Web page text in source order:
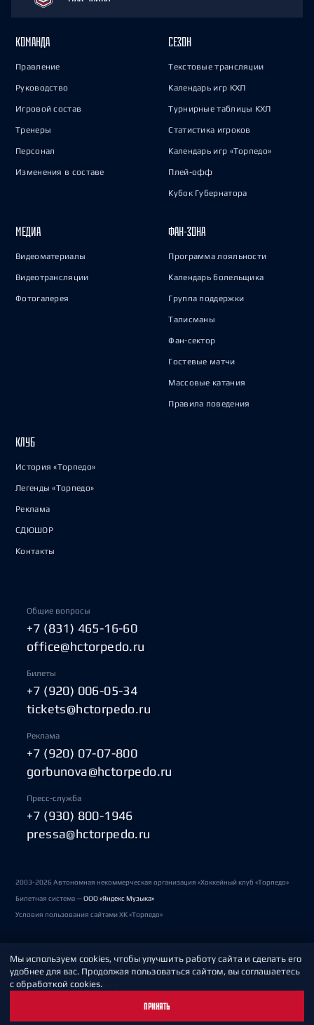
КОМАНДА
Правление
Руководство
Игровой состав
Тренеры
Персонал
Изменения в составе
СЕЗОН
Текстовые трансляции
Календарь игр КХЛ
Турнирные таблицы КХЛ
Статистика игроков
Календарь игр «Торпедо»
Плей-офф
Кубок Губернатора
МЕДИА
Видеоматериалы
Видеотрансляции
Фотогалерея
ФАН-ЗОНА
Программа лояльности
Календарь болельщика
Группа поддержки
Талисманы
Фан-сектор
Гостевые матчи
Массовые катания
Правила поведения
КЛУБ
История «Торпедо»
Легенды «Торпедо»
Реклама
СДЮШОР
Контакты
Общие вопросы
+7 (831) 465-16-60
office@hctorpedo.ru
Билеты
+7 (920) 006-05-34
tickets@hctorpedo.ru
Реклама
+7 (920) 07-07-800
gorbunova@hctorpedo.ru
Пресс-служба
+7 (930) 800-1946
pressa@hctorpedo.ru
2003-2026 Автономная некоммерческая организация «Хоккейный клуб «Торпедо»
Билетная система —ООО «Яндекс Музыка»
Условия пользования сайтами ХК «Торпедо»
Политика обработки персональных данных
Пользовательское соглашение
Мы используем cookies, чтобы улучшить работу сайта и сделать его
удобнее для вас. Продолжая пользоваться сайтом, вы соглашаетесь
с обработкой cookies.
ПРИНЯТЬ